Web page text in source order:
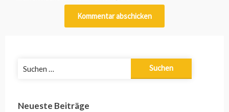
Neueste Beiträge